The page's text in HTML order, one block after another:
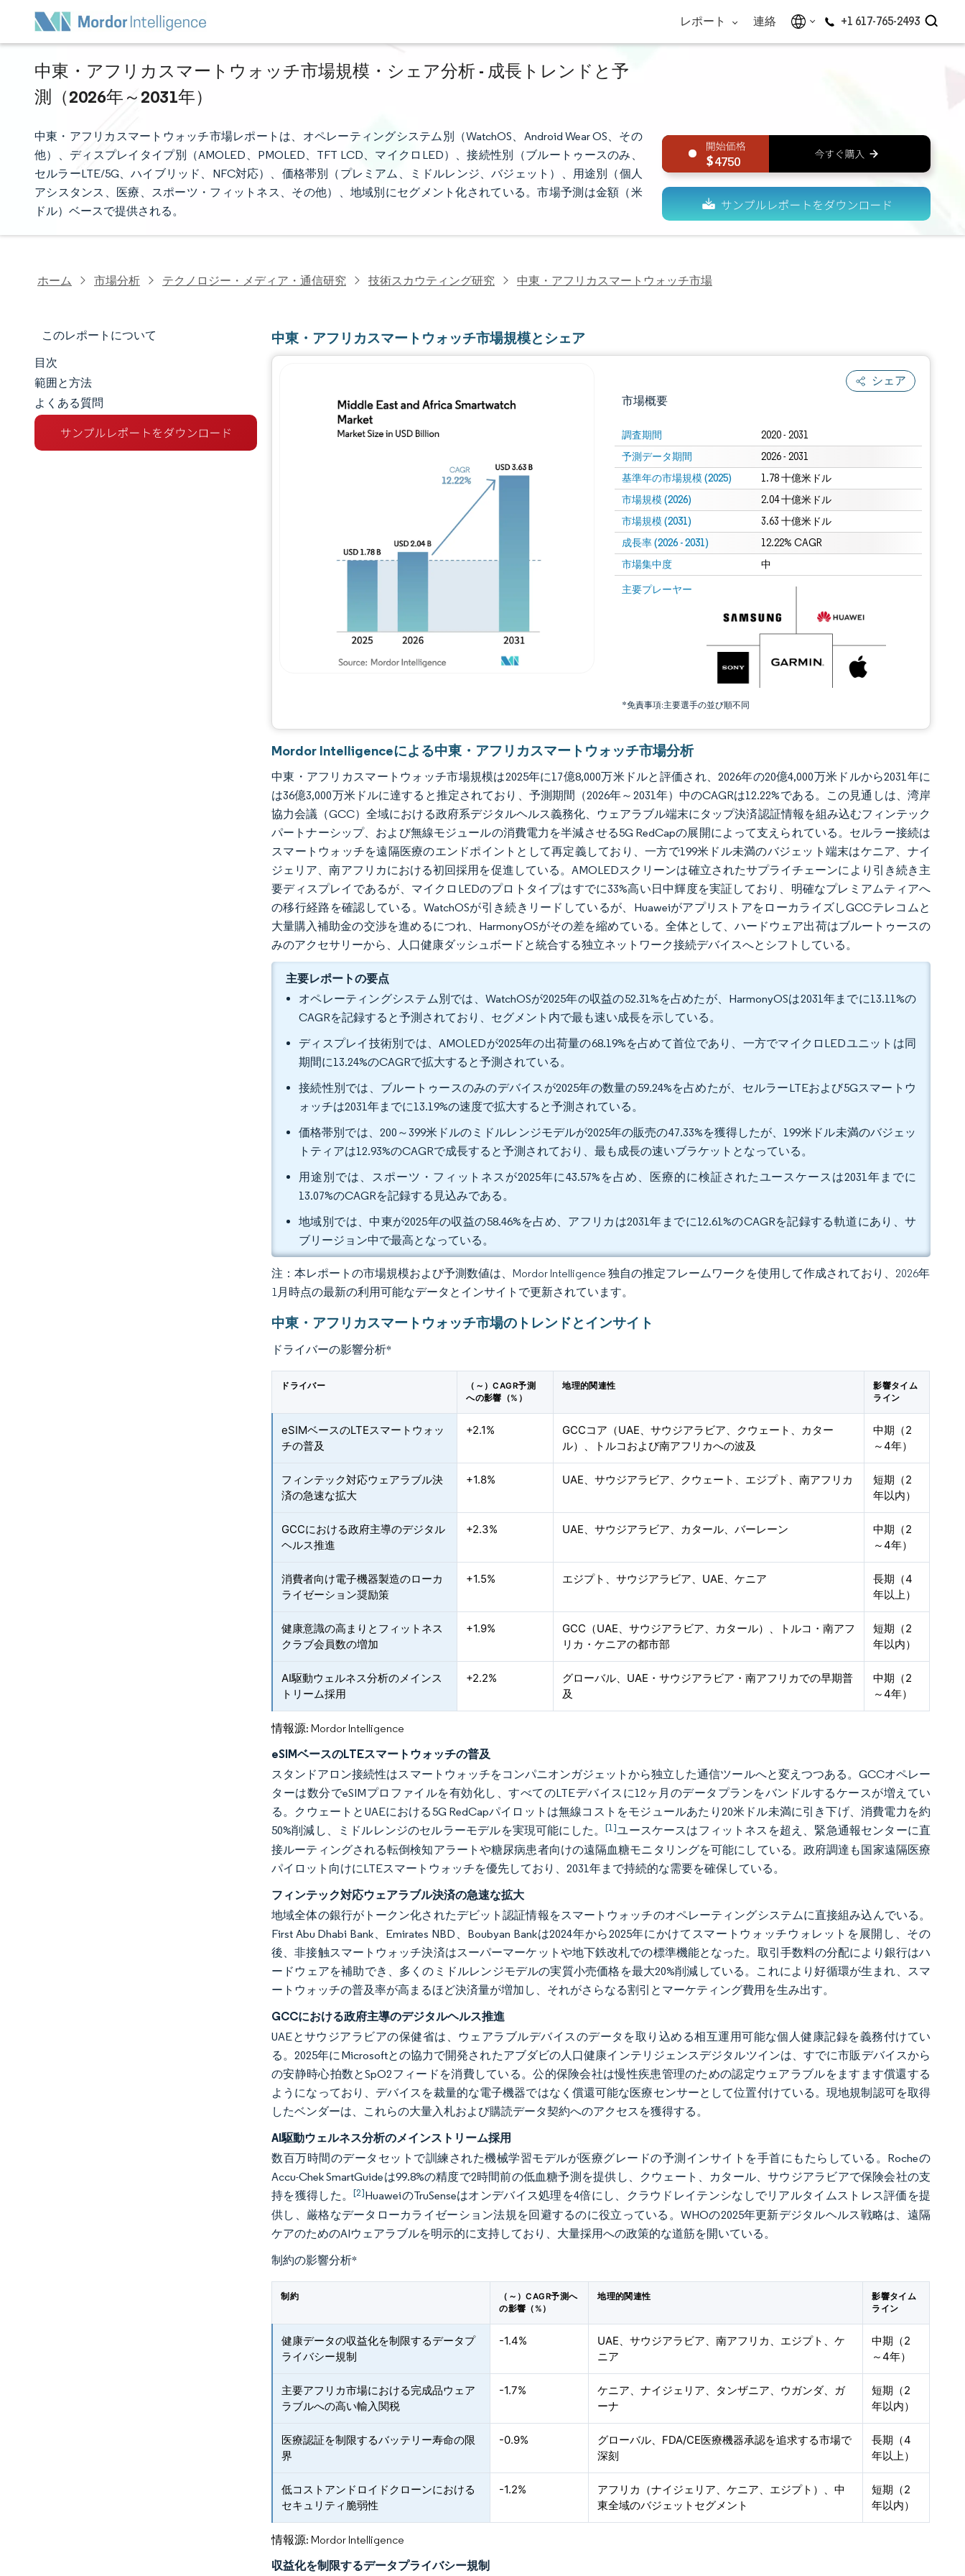
レポート 連絡 +1 617-765-2493
中東・アフリカスマートウォッチ市場規模・シェア分析 - 成長トレンドと予
測（2026年～2031年）
中東・アフリカスマートウォッチ市場レポートは、オペレーティングシステム別（WatchOS、Android Wear OS、その
他）、ディスプレイタイプ別（AMOLED、PMOLED、TFT LCD、マイクロLED）、接続性別（ブルートゥースのみ、
セルラーLTE/5G、ハイブリッド、NFC対応）、価格帯別（プレミアム、ミドルレンジ、バジェット）、用途別（個人
アシスタンス、医療、スポーツ・フィットネス、その他）、地域別にセグメント化されている。市場予測は金額（米
ドル）ベースで提供される。
4750
ホーム 市場分析 テクノロジー・メディア・通信研究 技術スカウティング研究 中東・アフリカスマートウォッチ市場
このレポートについて
市場規模とシェア
市場分析
トレンドとインサイト
目次
範囲と方法
よくある質問
中東・アフリカスマートウォッチ市場規模とシェア
シェア
市場概要
調査期間 2020 - 2031
予測データ期間 2026 - 2031
基準年の市場規模 (2025) 1.78 十億米ドル
市場規模 (2026) 2.04 十億米ドル
市場規模 (2031) 3.63 十億米ドル
成長率 (2026 - 2031) 12.22% CAGR
市場集中度 中
主要プレーヤー
*免責事項:主要選手の並び順不同
画像 © Mordor Intelligence。再利用にはCC BY 4.0の表示が必要です。
画像 © Mordor Intelligence。再利用にはCC BY 4.0の表示が必要です。
Mordor Intelligenceによる中東・アフリカスマートウォッチ市場分析
中東・アフリカスマートウォッチ市場規模は2025年に17億8,000万米ドルと評価され、2026年の20億4,000万米ドルから2031年に
は36億3,000万米ドルに達すると推定されており、予測期間（2026年～2031年）中のCAGRは12.22%である。この見通しは、湾岸
協力会議（GCC）全域における政府系デジタルヘルス義務化、ウェアラブル端末にタップ決済認証情報を組み込むフィンテック
パートナーシップ、および無線モジュールの消費電力を半減させる5G RedCapの展開によって支えられている。セルラー接続は
スマートウォッチを遠隔医療のエンドポイントとして再定義しており、一方で199米ドル未満のバジェット端末はケニア、ナイ
ジェリア、南アフリカにおける初回採用を促進している。AMOLEDスクリーンは確立されたサプライチェーンにより引き続き主
要ディスプレイであるが、マイクロLEDのプロトタイプはすでに33%高い日中輝度を実証しており、明確なプレミアムティアへ
の移行経路を確認している。WatchOSが引き続きリードしているが、HuaweiがアプリストアをローカライズしGCCテレコムと
大量購入補助金の交渉を進めるにつれ、HarmonyOSがその差を縮めている。全体として、ハードウェア出荷はブルートゥースの
みのアクセサリーから、人口健康ダッシュボードと統合する独立ネットワーク接続デバイスへとシフトしている。
主要レポートの要点
オペレーティングシステム別では、WatchOSが2025年の収益の52.31%を占めたが、HarmonyOSは2031年までに13.11%の
CAGRを記録すると予測されており、セグメント内で最も速い成長を示している。
ディスプレイ技術別では、AMOLEDが2025年の出荷量の68.19%を占めて首位であり、一方でマイクロLEDユニットは同
期間に13.24%のCAGRで拡大すると予測されている。
接続性別では、ブルートゥースのみのデバイスが2025年の数量の59.24%を占めたが、セルラーLTEおよび5Gスマートウ
ォッチは2031年までに13.19%の速度で拡大すると予測されている。
価格帯別では、200～399米ドルのミドルレンジモデルが2025年の販売の47.33%を獲得したが、199米ドル未満のバジェッ
トティアは12.93%のCAGRで成長すると予測されており、最も成長の速いブラケットとなっている。
用途別では、スポーツ・フィットネスが2025年に43.57%を占め、医療的に検証されたユースケースは2031年までに
13.07%のCAGRを記録する見込みである。
地域別では、中東が2025年の収益の58.46%を占め、アフリカは2031年までに12.61%のCAGRを記録する軌道にあり、サ
ブリージョン中で最高となっている。
注：本レポートの市場規模および予測数値は、Mordor Intelligence 独自の推定フレームワークを使用して作成されており、2026年
1月時点の最新の利用可能なデータとインサイトで更新されています。
中東・アフリカスマートウォッチ市場のトレンドとインサイト
ドライバーの影響分析*
ドライバー
（～）CAGR予測
への影響（%）
地理的関連性
影響タイム
ライン
eSIMベースのLTEスマートウォッ
チの普及
+2.1%
GCCコア（UAE、サウジアラビア、クウェート、カター
ル）、トルコおよび南アフリカへの波及
中期（2
～4年）
フィンテック対応ウェアラブル決
済の急速な拡大
+1.8% UAE、サウジアラビア、クウェート、エジプト、南アフリカ
短期（2
年以内）
GCCにおける政府主導のデジタル
ヘルス推進
+2.3% UAE、サウジアラビア、カタール、バーレーン
中期（2
～4年）
消費者向け電子機器製造のローカ
ライゼーション奨励策
+1.5% エジプト、サウジアラビア、UAE、ケニア
長期（4
年以上）
健康意識の高まりとフィットネス
クラブ会員数の増加
+1.9%
GCC（UAE、サウジアラビア、カタール）、トルコ・南アフ
リカ・ケニアの都市部
短期（2
年以内）
AI駆動ウェルネス分析のメインス
トリーム採用
+2.2%
グローバル、UAE・サウジアラビア・南アフリカでの早期普
及
中期（2
～4年）
情報源: Mordor Intelligence
eSIMベースのLTEスマートウォッチの普及
スタンドアロン接続性はスマートウォッチをコンパニオンガジェットから独立した通信ツールへと変えつつある。GCCオペレー
ターは数分でeSIMプロファイルを有効化し、すべてのLTEデバイスに12ヶ月のデータプランをバンドルするケースが増えてい
る。クウェートとUAEにおける5G RedCapパイロットは無線コストをモジュールあたり20米ドル未満に引き下げ、消費電力を約
50%削減し、ミドルレンジのセルラーモデルを実現可能にした。[1]ユースケースはフィットネスを超え、緊急通報センターに直
接ルーティングされる転倒検知アラートや糖尿病患者向けの遠隔血糖モニタリングを可能にしている。政府調達も国家遠隔医療
パイロット向けにLTEスマートウォッチを優先しており、2031年まで持続的な需要を確保している。
フィンテック対応ウェアラブル決済の急速な拡大
地域全体の銀行がトークン化されたデビット認証情報をスマートウォッチのオペレーティングシステムに直接組み込んでいる。
First Abu Dhabi Bank、Emirates NBD、Boubyan Bankは2024年から2025年にかけてスマートウォッチウォレットを展開し、その
後、非接触スマートウォッチ決済はスーパーマーケットや地下鉄改札での標準機能となった。取引手数料の分配により銀行はハ
ードウェアを補助でき、多くのミドルレンジモデルの実質小売価格を最大20%削減している。これにより好循環が生まれ、スマ
ートウォッチの普及率が高まるほど決済量が増加し、それがさらなる割引とマーケティング費用を生み出す。
GCCにおける政府主導のデジタルヘルス推進
UAEとサウジアラビアの保健省は、ウェアラブルデバイスのデータを取り込める相互運用可能な個人健康記録を義務付けてい
る。2025年にMicrosoftとの協力で開発されたアブダビの人口健康インテリジェンスデジタルツインは、すでに市販デバイスから
の安静時心拍数とSpO2フィードを消費している。公的保険会社は慢性疾患管理のための認定ウェアラブルをますます償還する
ようになっており、デバイスを裁量的な電子機器ではなく償還可能な医療センサーとして位置付けている。現地規制認可を取得
したベンダーは、これらの大量入札および購読データ契約へのアクセスを獲得する。
AI駆動ウェルネス分析のメインストリーム採用
数百万時間のデータセットで訓練された機械学習モデルが医療グレードの予測インサイトを手首にもたらしている。Rocheの
Accu-Chek SmartGuideは99.8%の精度で2時間前の低血糖予測を提供し、クウェート、カタール、サウジアラビアで保険会社の支
持を獲得した。[2]HuaweiのTruSenseはオンデバイス処理を4倍にし、クラウドレイテンシなしでリアルタイムストレス評価を提
供し、厳格なデータローカライゼーション法規を回避するのに役立っている。WHOの2025年更新デジタルヘルス戦略は、遠隔
ケアのためのAIウェアラブルを明示的に支持しており、大量採用への政策的な道筋を開いている。
制約の影響分析*
制約
（～）CAGR予測へ
の影響（%）
地理的関連性
影響タイム
ライン
健康データの収益化を制限するデータプ
ライバシー規制
-1.4%
UAE、サウジアラビア、南アフリカ、エジプト、ケ
ニア
中期（2
～4年）
主要アフリカ市場における完成品ウェア
ラブルへの高い輸入関税
-1.7%
ケニア、ナイジェリア、タンザニア、ウガンダ、ガ
ーナ
短期（2
年以内）
医療認証を制限するバッテリー寿命の限
界
-0.9%
グローバル、FDA/CE医療機器承認を追求する市場で
深刻
長期（4
年以上）
低コストアンドロイドクローンにおける
セキュリティ脆弱性
-1.2%
アフリカ（ナイジェリア、ケニア、エジプト）、中
東全域のバジェットセグメント
短期（2
年以内）
情報源: Mordor Intelligence
収益化を制限するデータプライバシー規制